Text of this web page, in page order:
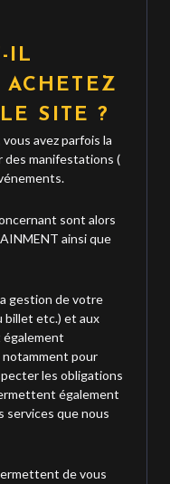
IL
SITE ?
avez parfois la
des manifestations (
sont alors
ainsi que
gestion de votre
billet etc.) et aux
également
pour
les obligations
également
services que nous
de vous